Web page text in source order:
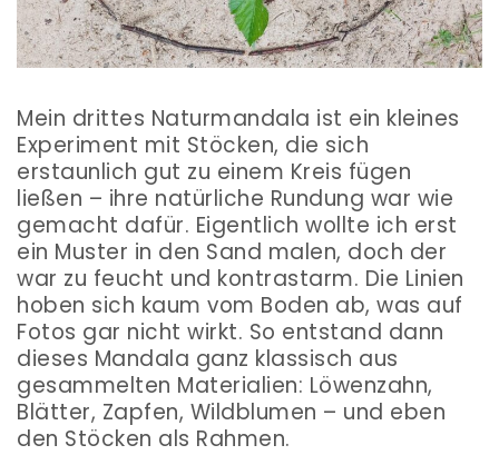
Mein drittes Naturmandala ist ein kleines
Experiment mit Stöcken, die sich
erstaunlich gut zu einem Kreis fügen
ließen – ihre natürliche Rundung war wie
gemacht dafür. Eigentlich wollte ich erst
ein Muster in den Sand malen, doch der
war zu feucht und kontrastarm. Die Linien
hoben sich kaum vom Boden ab, was auf
Fotos gar nicht wirkt. So entstand dann
dieses Mandala ganz klassisch aus
gesammelten Materialien: Löwenzahn,
Blätter, Zapfen, Wildblumen – und eben
den Stöcken als Rahmen.